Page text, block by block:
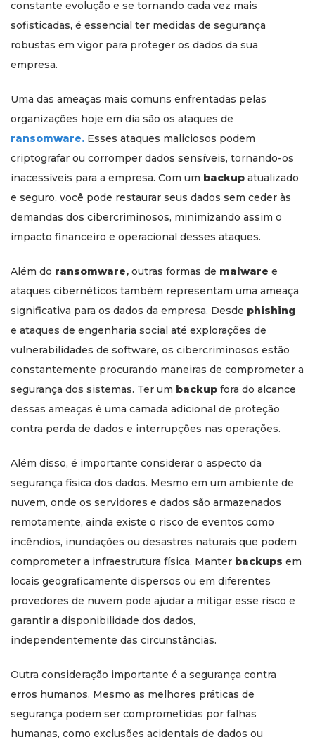
constante evolução e se tornando cada vez mais
sofisticadas, é essencial ter medidas de segurança
robustas em vigor para proteger os dados da sua
empresa.
Uma das ameaças mais comuns enfrentadas pelas
organizações hoje em dia são os ataques de
ransomware. Esses ataques maliciosos podem
criptografar ou corromper dados sensíveis, tornando-os
inacessíveis para a empresa. Com um backup atualizado
e seguro, você pode restaurar seus dados sem ceder às
demandas dos cibercriminosos, minimizando assim o
impacto financeiro e operacional desses ataques.
Além do ransomware, outras formas de malware e
ataques cibernéticos também representam uma ameaça
significativa para os dados da empresa. Desde phishing
e ataques de engenharia social até explorações de
vulnerabilidades de software, os cibercriminosos estão
constantemente procurando maneiras de comprometer a
segurança dos sistemas. Ter um backup fora do alcance
dessas ameaças é uma camada adicional de proteção
contra perda de dados e interrupções nas operações.
Além disso, é importante considerar o aspecto da
segurança física dos dados. Mesmo em um ambiente de
nuvem, onde os servidores e dados são armazenados
remotamente, ainda existe o risco de eventos como
incêndios, inundações ou desastres naturais que podem
comprometer a infraestrutura física. Manter backups em
locais geograficamente dispersos ou em diferentes
provedores de nuvem pode ajudar a mitigar esse risco e
garantir a disponibilidade dos dados,
independentemente das circunstâncias.
Outra consideração importante é a segurança contra
erros humanos. Mesmo as melhores práticas de
segurança podem ser comprometidas por falhas
humanas, como exclusões acidentais de dados ou